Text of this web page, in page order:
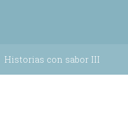
Historias con sabor III